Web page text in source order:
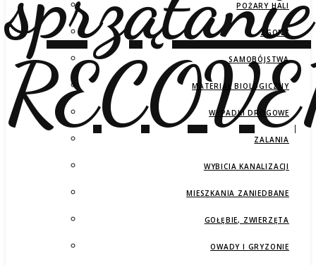
POŻARY HALI
ZGONY
SAMOBÓJSTWA
MATERIAŁ BIOLOGICZNY
WYPADKI DROGOWE
ZALANIA
WYBICIA KANALIZACJI
MIESZKANIA ZANIEDBANE
GOŁĘBIE, ZWIERZĘTA
OWADY I GRYZONIE